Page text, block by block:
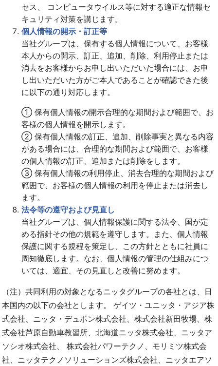
セス、 コンピュータウイルス等に対する適正な情報セ
キュリティ対策を講じます。
個人情報の開示・訂正等
当社グループは、保有する個人情報について、お客様
本人からの開示、訂正、追加、削除、利用停止または
消去をお客様からお申し出いただいた場合には、お申
し出いただいた方がご本人であることが確認できた後
に以下の通り対応します。
① 保有個人情報の開示合理的な期間および範囲で、お
客様の個人情報を開示します。
② 保有個人情報の訂正、追加、削除事実と異なる内容
がある場合には、合理的な期間および範囲で、お客様
の個人情報の訂正、追加または削除をします。
③ 保有個人情報の利用停止、消去合理的な期間および
範囲で、お客様の個人情報の利用を停止または消去し
ます。
法令等の遵守および見直し
当社グループは、個人情報保護に関する法令、国が定
める指針その他の規範を遵守します。また、個人情報
保護に関する規程を策定し、この方針とともに社員に
周知徹底します。なお、個人情報の管理の仕組みにつ
いては、適宜、その見直しと改善に努めます。
（注）共同利用の対象となるニッタグループの各社とは、日
本国内の以下の会社とします。 ゲイツ・ユニッタ・アジア株
式会社、ニッタ・デュポン株式会社、株式会社新田牧場、株
式会社芦原自動車教習所、北海道ニッタ株式会社、ニッタア
ソシオ株式会社、 株式会社パワーテクノ、モリミツ株式会
社、ニッタテクノソリューションズ株式会社、ニッタエアソ